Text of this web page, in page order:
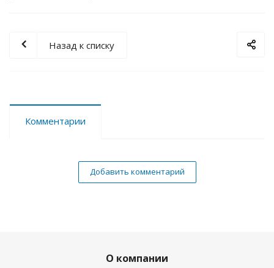
Назад к списку
Комментарии
Добавить комментарий
О компании